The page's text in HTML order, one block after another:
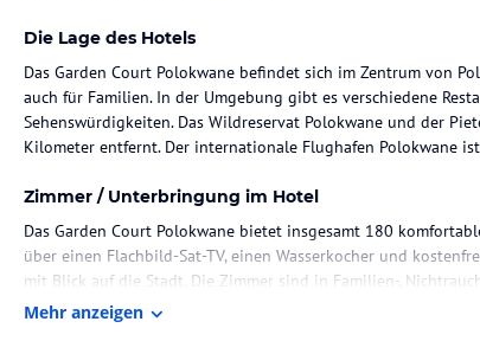
Die Lage des Hotels
Das Garden Court Polokwane befindet sich im Zentrum von
auch für Familien. In der Umgebung gibt es verschiedene
Sehenswürdigkeiten. Das Wildreservat Polokwane und der
Kilometer entfernt. Der internationale Flughafen Polokwane
Zimmer / Unterbringung im Hotel
Das Garden Court Polokwane bietet insgesamt 180
über einen Flachbild-Sat-TV, einen Wasserkocher und
mit Blick auf die Stadt. Die Zimmer sind in Familien-,
Mehr anzeigen